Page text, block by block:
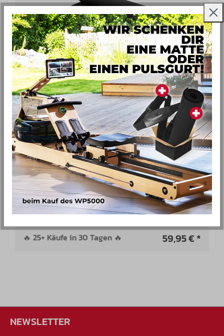
Bodenschutzmatte XXL
Bietet perfekten Halt und schützt vor
Beschädigungen des Bodens
Für große Heimsportgeräte wie Laufbänder,
Frontwheeler und Rudergeräte
Abmessung: ca. L 250 x B 80 x 0,3 cm
🔥 25+ Käufe in 30 Tagen 🔥 59,95 € *
NEWSLETTER